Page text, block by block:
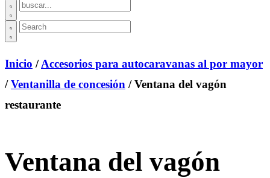
Inicio /Accesorios para autocaravanas al por mayor
/Ventanilla de concesión / Ventana del vagón
restaurante
Ventana del vagón